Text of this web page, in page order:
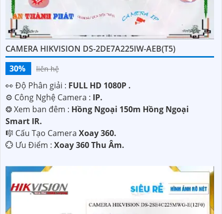
CAMERA HIKVISION DS-2DE7A225IW-AEB(T5)
30%
liên hệ
️👀 Độ Phân giải : FULL HD 1080P .
⚙ Công Nghệ Camera : IP.
❂ Xem ban đêm : Hồng Ngoại 150m Hồng Ngoại
Smart IR.
🎼️ Cấu Tạo Camera Xoay 360.
️💮 Ưu Điểm : Xoay 360 Thu Âm.